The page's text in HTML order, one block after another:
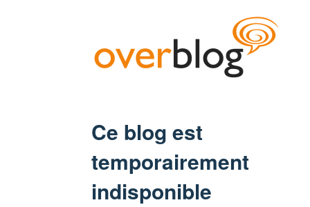
Ce blog est
temporairement
indisponible